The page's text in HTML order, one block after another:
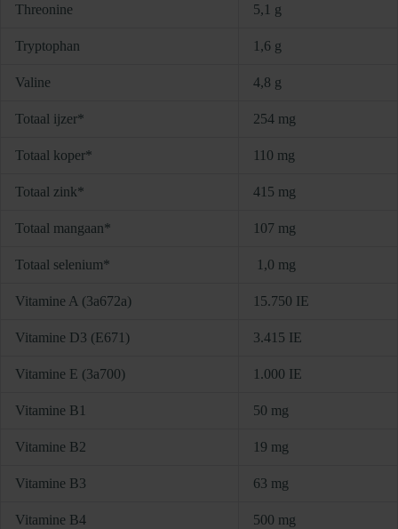
Threonine 5,1 g
Tryptophan 1,6 g
Valine 4,8 g
Totaal ijzer* 254 mg
Totaal koper* 110 mg
Totaal zink* 415 mg
Totaal mangaan* 107 mg
Totaal selenium* 1,0 mg
Vitamine A (3a672a) 15.750 IE
Vitamine D3 (E671) 3.415 IE
Vitamine E (3a700) 1.000 IE
Vitamine B1 50 mg
Vitamine B2 19 mg
Vitamine B3 63 mg
Vitamine B4 500 mg